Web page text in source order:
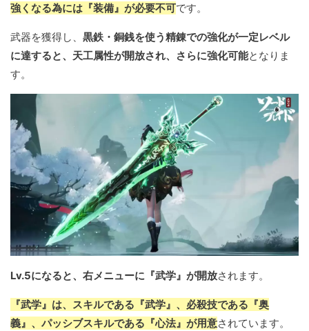
強くなる為には『装備』が必要不可です。
武器を獲得し、 黒鉄・銅銭を使う精錬での強化が一定レベル
に達すると、天工属性が開放され、さらに強化可能となりま
す。
Lv.5になると、右メニューに『武学』が開放されます。
『武学』は、スキルである『武学』、必殺技である『奥
義』、パッシブスキルである『心法』が用意されています。